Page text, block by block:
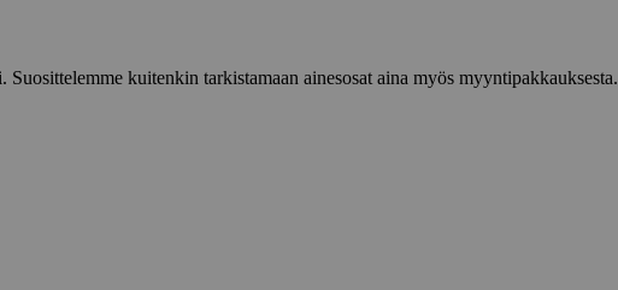
kuitenkin tarkistamaan ainesosat aina myös myyntipakkauksesta.